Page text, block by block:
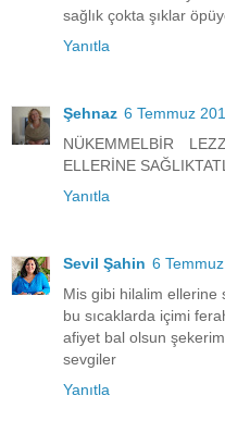
sağlık çokta şıklar
Yanıtla
Şehnaz 6 Temmuz
NÜKEMMELBİR
ELLERİNE
Yanıtla
Sevil Şahin 6
Mis gibi hilalim ellerine
bu sıcaklarda içimi
afiyet bal olsun şekerim
sevgiler
Yanıtla